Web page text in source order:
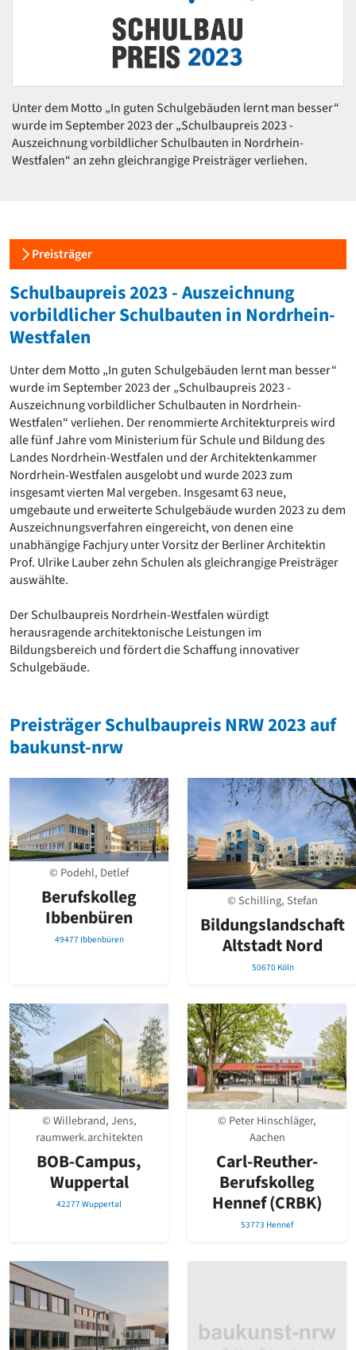
Harald Deilmann
Gottfried Böhm
Schneider von Esleben
Big Beautiful Buildings (Großbauten der Nachkriegszeit)
Epochen
Gesamtübersicht...
Reformarchitektur
Jugendstil
Historismus
Klassizismus
Barock
Renaissance
Romanik
Vorromanik
Römische Antike
Über uns
Über baukunst-nrw
Fachbeirat
Freunde & Förderer
Kontakt
Impressum
Datenschutz
Suchbegriff eingeben
Unter dem Motto „In guten Schulgebäuden lernt man besser“
wurde im September 2023 der „Schulbaupreis 2023 -
Auszeichnung vorbildlicher Schulbauten in Nordrhein-
Westfalen“ an zehn gleichrangige Preisträger verliehen.
Preisträger
Schulbaupreis 2023 - Auszeichnung
vorbildlicher Schulbauten in Nordrhein-
Westfalen
Unter dem Motto „In guten Schulgebäuden lernt man besser“
wurde im September 2023 der „Schulbaupreis 2023 -
Auszeichnung vorbildlicher Schulbauten in Nordrhein-
Westfalen“ verliehen. Der renommierte Architekturpreis wird
alle fünf Jahre vom Ministerium für Schule und Bildung des
Landes Nordrhein-Westfalen und der Architektenkammer
Nordrhein-Westfalen ausgelobt und wurde 2023 zum
insgesamt vierten Mal vergeben. Insgesamt 63 neue,
umgebaute und erweiterte Schulgebäude wurden 2023 zu dem
Auszeichnungsverfahren eingereicht, von denen eine
unabhängige Fachjury unter Vorsitz der Berliner Architektin
Prof. Ulrike Lauber zehn Schulen als gleichrangige Preisträger
auswählte.
Der Schulbaupreis Nordrhein-Westfalen würdigt
herausragende architektonische Leistungen im
Bildungsbereich und fördert die Schaffung innovativer
Schulgebäude.
Preisträger Schulbaupreis NRW 2023 auf
baukunst-nrw
© Podehl, Detlef
Berufskolleg
Ibbenbüren
49477 Ibbenbüren
© Schilling, Stefan
Bildungslandschaft
Altstadt Nord
50670 Köln
© Willebrand, Jens,
raumwerk.architekten
BOB-Campus,
Wuppertal
42277 Wuppertal
© Peter Hinschläger,
Aachen
Carl-Reuther-
Berufskolleg
Hennef (CRBK)
53773 Hennef